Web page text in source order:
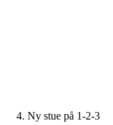
Ny stue på 1-2-3